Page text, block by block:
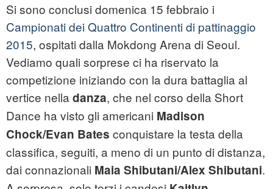
Si sono conclusi domenica 15 febbraio i
Campionati dei Quattro Continenti di pattinaggio
2015, ospitati dalla Mokdong Arena di Seoul.
Vediamo quali sorprese ci ha riservato la
competizione iniziando con la dura battaglia al
vertice nella danza, che nel corso della Short
Dance ha visto gli americani Madison
Chock/Evan Bates conquistare la testa della
classifica, seguiti, a meno di un punto di distanza,
dai connazionali Maia Shibutani/Alex Shibutani.